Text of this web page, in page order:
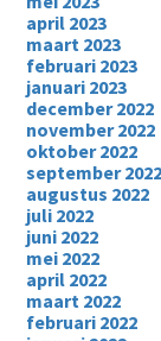
april 2023
maart 2023
februari 2023
januari 2023
december 2022
november 2022
oktober 2022
september 2022
augustus 2022
juli 2022
juni 2022
mei 2022
april 2022
maart 2022
februari 2022